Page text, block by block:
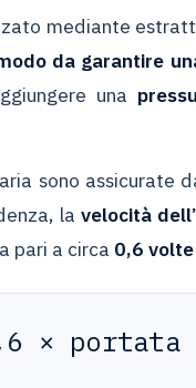
mediante
da garantire
una
sono
la velocità
pari a circa 0,6
×